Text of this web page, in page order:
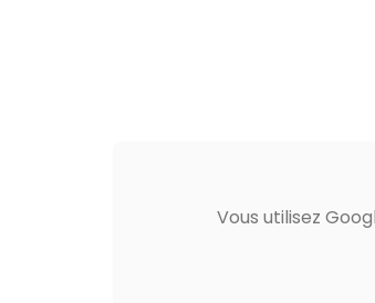
Vous utilisez